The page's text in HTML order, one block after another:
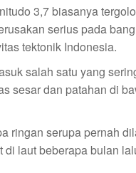
3,7 biasanya
serius pada
tektonik Indonesia.
salah satu yang
sesar dan patahan di
ringan serupa pernah
laut beberapa bulan